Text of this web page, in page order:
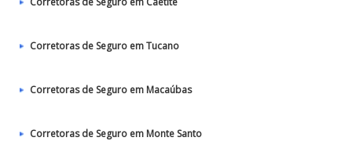
Corretoras de Seguro em Tucano
Corretoras de Seguro em Macaúbas
Corretoras de Seguro em Monte Santo